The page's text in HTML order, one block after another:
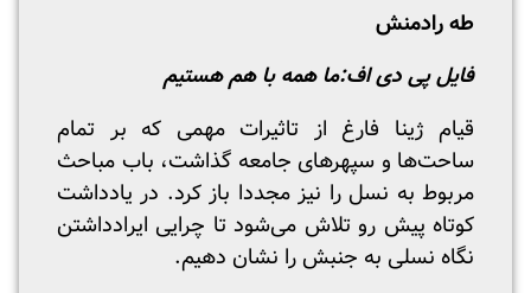
طه رادمنش
فایل پی دی اف:ما همه با هم هستیم
قیام ژینا فارغ از تاثیرات مهمی که بر تمام
ساحت‌ها و سپهرهای جامعه گذاشت، باب مباحث
مربوط به نسل را نیز مجددا باز کرد. در یادداشت
کوتاه پیش رو تلاش می‌شود تا چرایی ایرادداشتن
نگاه نسلی به جنبش را نشان دهیم.